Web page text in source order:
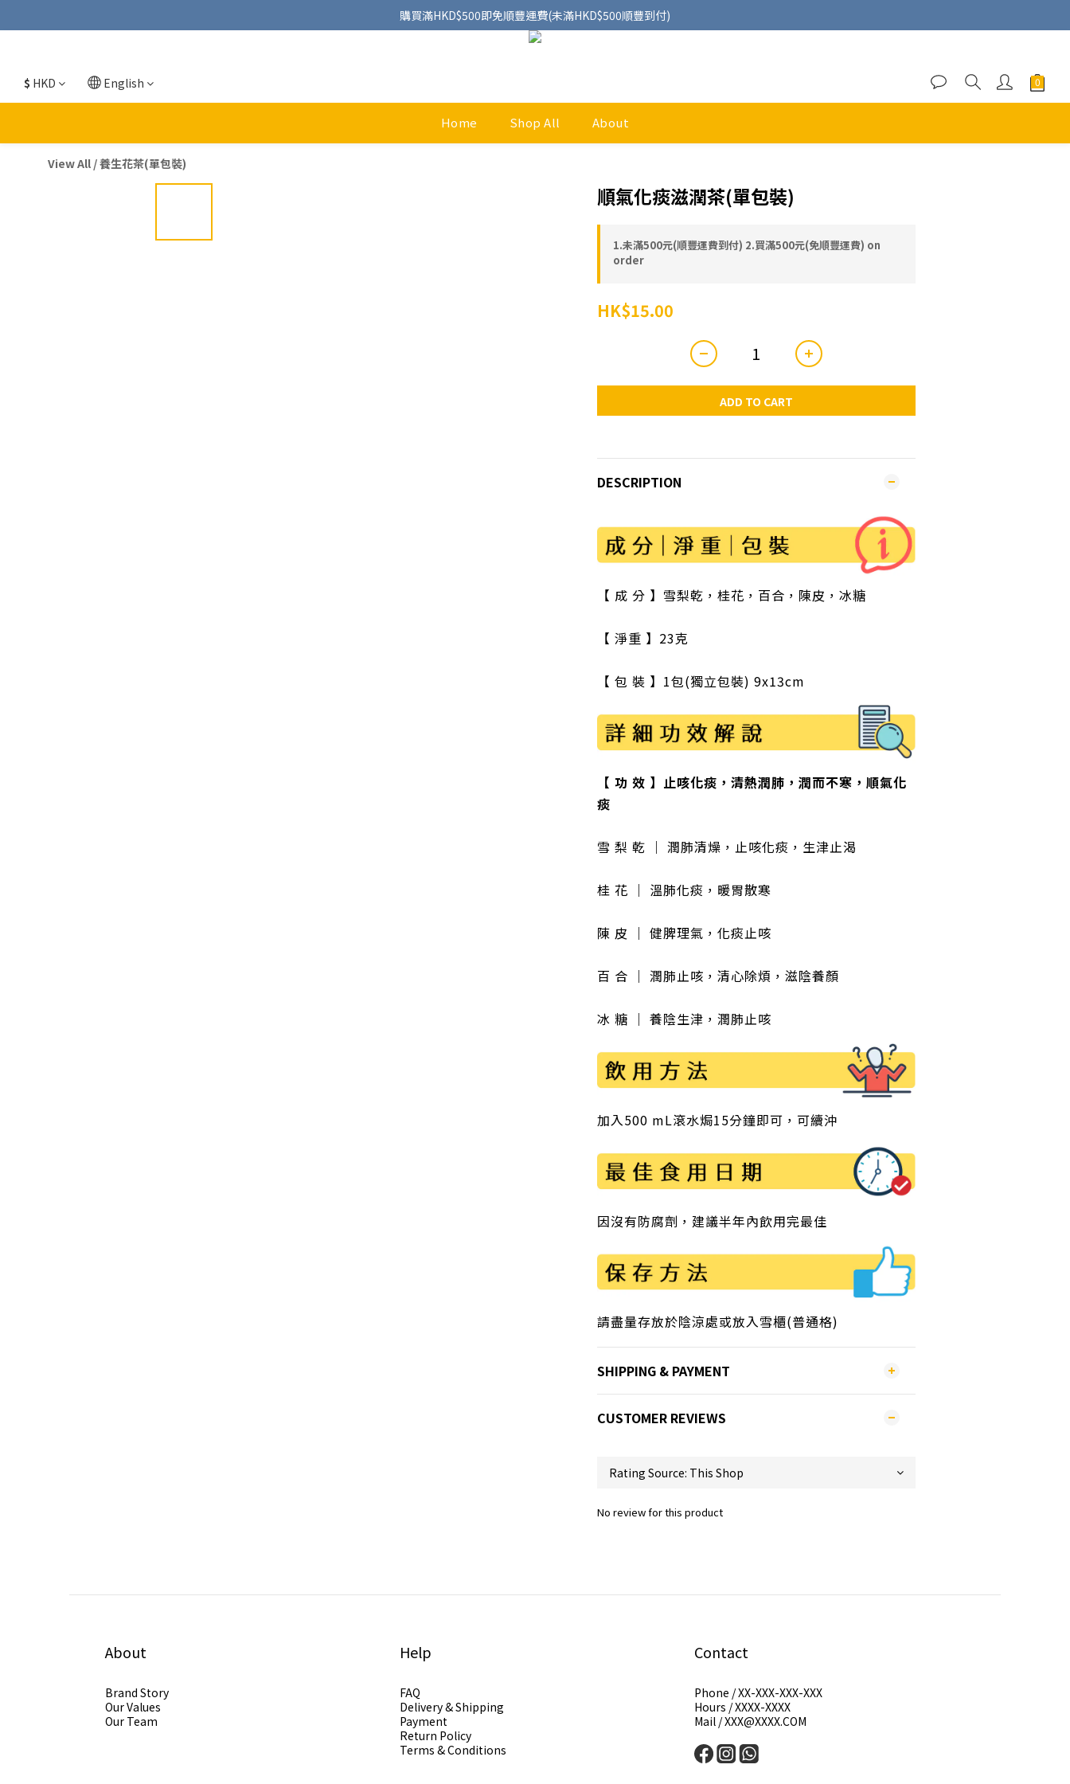
購買滿HKD$500即免順豐運費(未滿HKD$500順豐到付)
$ HKD English
Home Shop All About
View All /養生花茶(單包裝)
順氣化痰滋潤茶(單包裝)
1.未滿500元(順豐運費到付) 2.買滿500元(免順豐運費) on
order
HK$15.00
ADD TO CART
DESCRIPTION
【 成 分 】雪梨乾，桂花，百合，陳皮，冰糖
【 淨重 】23克
【 包 裝 】1包(獨立包裝) 9x13cm
【 功 效 】止咳化痰，清熱潤肺，潤而不寒，順氣化
痰
雪 梨 乾 ｜ 潤肺清燥，止咳化痰，生津止渴
桂 花 ｜ 溫肺化痰，暖胃散寒
陳 皮 ｜ 健脾理氣，化痰止咳
百 合 ｜ 潤肺止咳，清心除煩，滋陰養顏
冰 糖 ｜ 養陰生津，潤肺止咳
加入500 mL滾水焗15分鐘即可，可續沖
因沒有防腐劑，建議半年內飲用完最佳
請盡量存放於陰涼處或放入雪櫃(普通格)
SHIPPING & PAYMENT
CUSTOMER REVIEWS
No review for this product
About
Brand Story
Our Values
Our Team
Help
FAQ
Delivery & Shipping
Payment
Return Policy
Terms & Conditions
Contact
Phone / XX-XXX-XXX-XXX
Hours / XXXX-XXXX
Mail / XXX@XXXX.COM